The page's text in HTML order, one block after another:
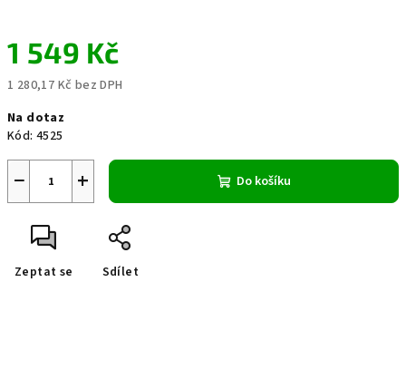
1 549 Kč
1 280,17 Kč bez DPH
cena:
Na dotaz
Kód: 4525
+
− Do košíku
Zeptat se Sdílet